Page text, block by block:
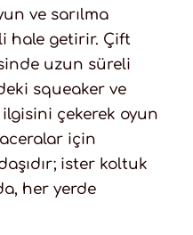
ve sarılma
hale getirir. Çift
uzun süreli
squeaker ve
ilgisini çekerek oyun
için
ister koltuk
her yerde